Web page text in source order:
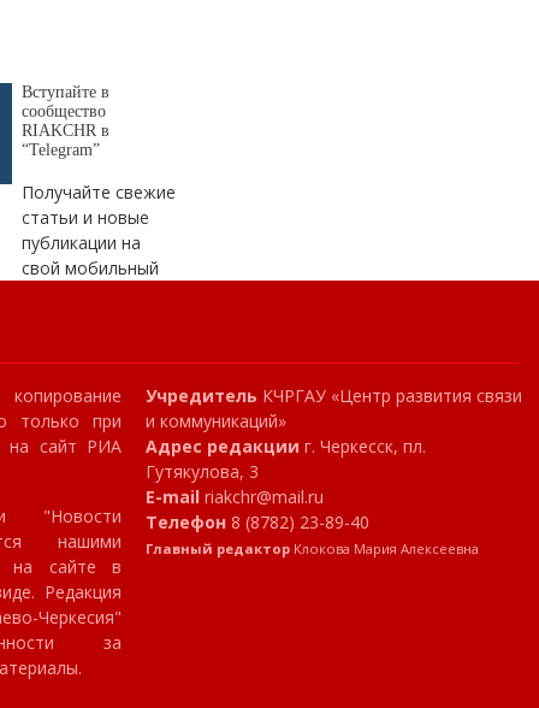
Вступайте в
сообщество
RIAKCHR в
“Telegram”
Получайте свежие
статьи и новые
публикации на
свой мобильный
только при
на сайт РИА
"Новости
нашими
на сайте в
Редакция
Черкесия"
за
Учредитель КЧРГАУ «Центр развития связи
и коммуникаций»
Адрес редакции г. Черкесск, пл.
Гутякулова, 3
E-mail riakchr@mail.ru
Телефон 8 (8782) 23-89-40
Главный редактор Клокова Мария Алексеевна